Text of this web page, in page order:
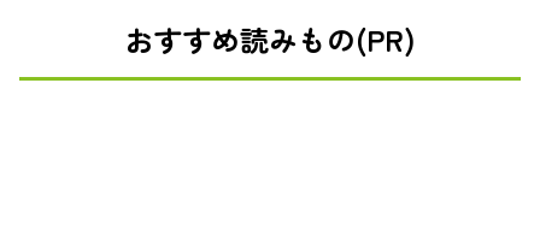
おすすめ読みもの(PR)